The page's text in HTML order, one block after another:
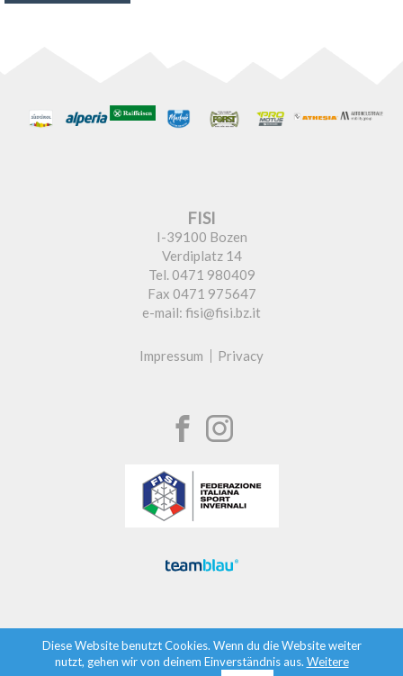
FISI
I-39100 Bozen
Verdiplatz 14
Tel. 0471 980409
Fax 0471 975647
e-mail: fisi@fisi.bz.it
Impressum Privacy
Diese Website benutzt Cookies. Wenn du die Website weiter
nutzt, gehen wir von deinem Einverständnis aus. Weitere